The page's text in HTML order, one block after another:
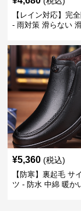
【レイン対応】完
- 雨対策 滑らない
¥5,360 (税込)
【防寒】裏起毛 サ
ツ - 防水 中綿 暖か